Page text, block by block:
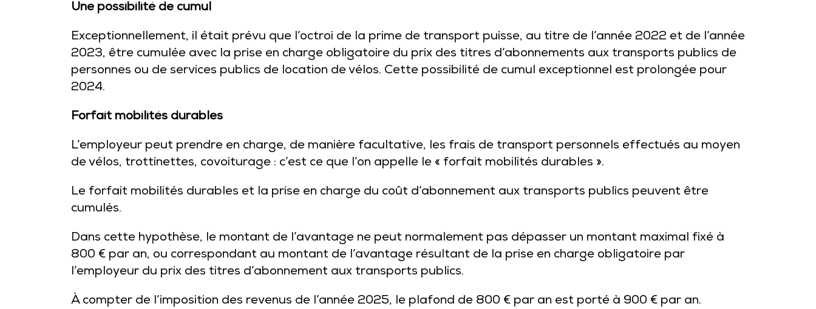
Une possibilité de cumul
Exceptionnellement, il était prévu que l’octroi de la prime de transport puisse, au titre de l’année 2022 et de l’année
2023, être cumulée avec la prise en charge obligatoire du prix des titres d’abonnements aux transports publics de
personnes ou de services publics de location de vélos. Cette possibilité de cumul exceptionnel est prolongée pour
2024.
Forfait mobilités durables
L’employeur peut prendre en charge, de manière facultative, les frais de transport personnels effectués au moyen
de vélos, trottinettes, covoiturage : c’est ce que l’on appelle le « forfait mobilités durables ».
Le forfait mobilités durables et la prise en charge du coût d’abonnement aux transports publics peuvent être
cumulés.
Dans cette hypothèse, le montant de l’avantage ne peut normalement pas dépasser un montant maximal fixé à
800 € par an, ou correspondant au montant de l’avantage résultant de la prise en charge obligatoire par
l’employeur du prix des titres d’abonnement aux transports publics.
À compter de l’imposition des revenus de l’année 2025, le plafond de 800 € par an est porté à 900 € par an.